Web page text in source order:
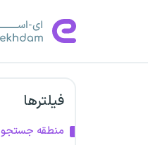
فیلترها
منطقه جستجو